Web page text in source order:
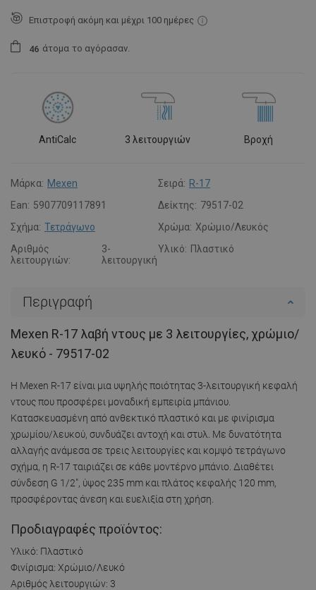
Επιστροφή ακόμη και μέχρι 100 ημέρες
46 άτομα το αγόρασαν.
AntiCalc 3 λειτουργιών Βροχή
Μάρκα: Mexen Σειρά: R-17
Ean: 5907709117891 Δείκτης: 79517-02
Σχήμα: Τετράγωνο Χρώμα: Χρώμιο/Λευκός
Αριθμός
λειτουργιών:
3-
λειτουργική
Υλικό: Πλαστικό
Περιγραφή
Mexen R-17 λαβή ντους με 3 λειτουργίες, χρώμιο/
λευκό - 79517-02
Η Mexen R-17 είναι μια υψηλής ποιότητας 3-λειτουργική κεφαλή
ντους που προσφέρει μοναδική εμπειρία μπάνιου.
Κατασκευασμένη από ανθεκτικό πλαστικό και με φινίρισμα
χρωμίου/λευκού, συνδυάζει αντοχή και στυλ. Με δυνατότητα
αλλαγής ανάμεσα σε τρεις λειτουργίες και κομψό τετράγωνο
σχήμα, η R-17 ταιριάζει σε κάθε μοντέρνο μπάνιο. Διαθέτει
σύνδεση G 1/2", ύψος 235 mm και πλάτος κεφαλής 120 mm,
προσφέροντας άνεση και ευελιξία στη χρήση.
Προδιαγραφές προϊόντος:
Υλικό: Πλαστικό
Φινίρισμα: Χρώμιο/Λευκό
Αριθμός λειτουργιών: 3